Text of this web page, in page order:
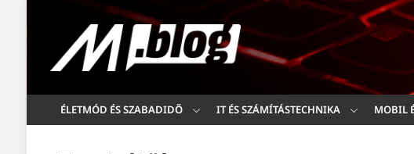
ÉLETMÓD ÉS SZABADIDŐ IT ÉS SZÁMÍTÁSTECHNIKA MOBIL